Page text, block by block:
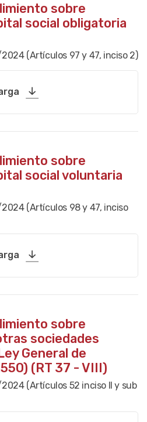
sobre
social obligatoria
2024 (Artículos 97 y 47, inciso 2)
sobre
social voluntaria
2024 (Artículos 98 y 47, inciso
sobre
sociedades
General de
(RT 37 - VIII)
2024 (Artículos 52 inciso II y sub